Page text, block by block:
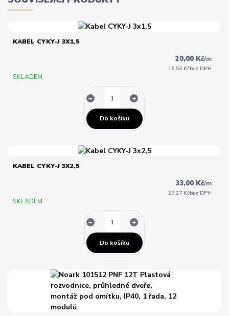
KABEL CYKY-J 3X1,5
20,00 Kč/m
16,53 Kčbez DPH
SKLADEM
Do košíku
KABEL CYKY-J 3X2,5
33,00 Kč/m
27,27 Kčbez DPH
SKLADEM
Do košíku